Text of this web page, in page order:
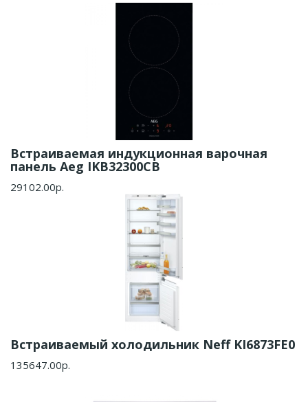
Встраиваемая индукционная варочная
панель Aeg IKB32300CB
29102.00р.
Встраиваемый холодильник Neff KI6873FE0
135647.00р.